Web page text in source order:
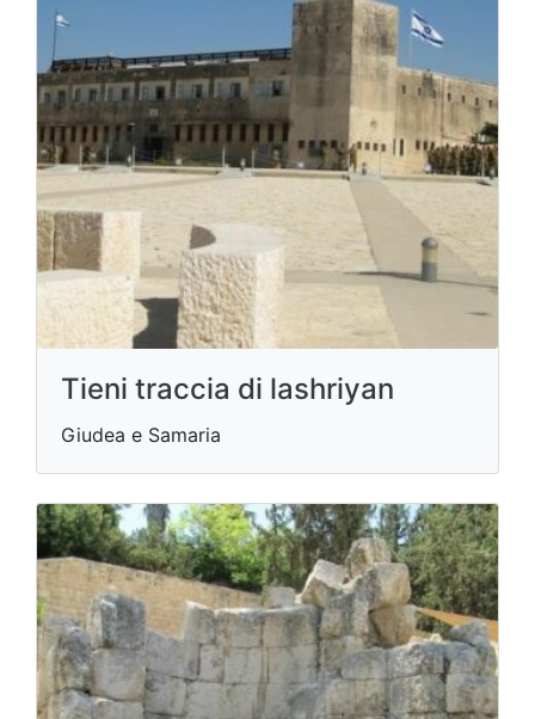
Tieni traccia di lashriyan
Giudea e Samaria